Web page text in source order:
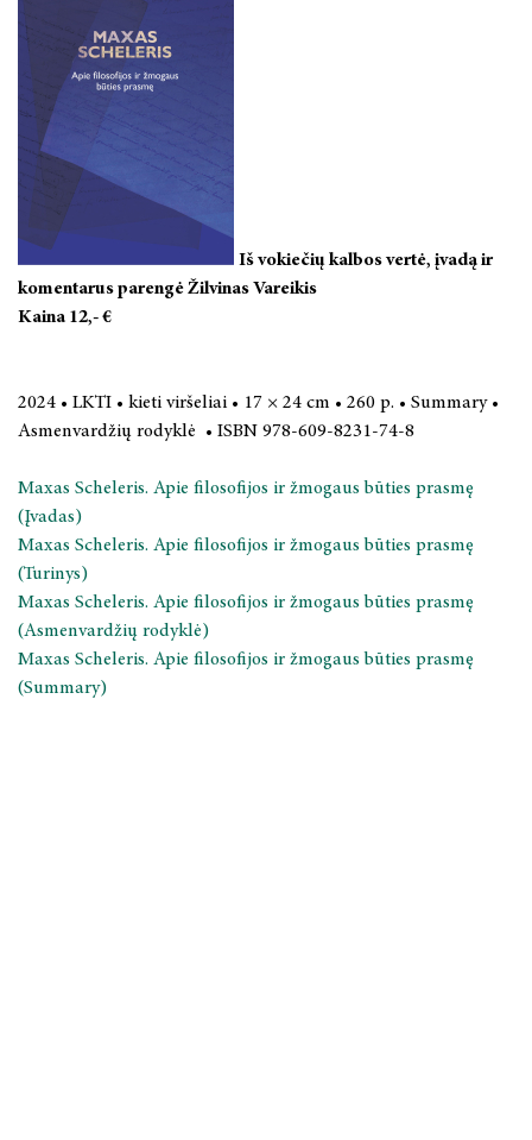
LAISVOS PRIEIGOS LEIDINIAI
LIETUVOS KULTŪROS ISTORIJA
ŠIUOLAIKINĖ KULTŪRA IR MEDIJOS
DAILĖ, MUZIKA, TEATRAS
FILOSOFIJA
LYGINAMIEJI CIVILIZACIJŲ TYRIMAI
STRAIPSNIŲ RINKINIAI
TĘSTINIAI LEIDINIAI
BOOKS IN ENGLISH
KNYGYNAS
LKTI VIRTUALIOJI BIBLIOTEKA
Iš vokiečių kalbos vertė, įvadą ir
komentarus parengė Žilvinas Vareikis
Kaina 12,- €
2024 • LKTI • kieti viršeliai • 17 × 24 cm • 260 p. • Summary •
Asmenvardžių rodyklė • ISBN 978-609-8231-74-8
Maxas Scheleris. Apie filosofijos ir žmogaus būties prasmę
(Įvadas)
Maxas Scheleris. Apie filosofijos ir žmogaus būties prasmę
(Turinys)
Maxas Scheleris. Apie filosofijos ir žmogaus būties prasmę
(Asmenvardžių rodyklė)
Maxas Scheleris. Apie filosofijos ir žmogaus būties prasmę
(Summary)